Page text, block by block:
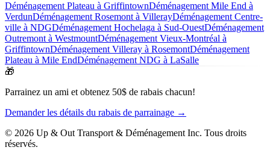
Déménagement Plateau à GriffintownDéménagement Mile End à
VerdunDéménagement Rosemont à VillerayDéménagement Centre-
ville à NDGDéménagement Hochelaga à Sud-OuestDéménagement
Outremont à WestmountDéménagement Vieux-Montréal à
GriffintownDéménagement Villeray à RosemontDéménagement
Plateau à Mile EndDéménagement NDG à LaSalle
🎁
Parrainez un ami et obtenez 50$ de rabais chacun!
Demander les détails du rabais de parrainage →
© 2026 Up & Out Transport & Déménagement Inc. Tous droits
réservés.